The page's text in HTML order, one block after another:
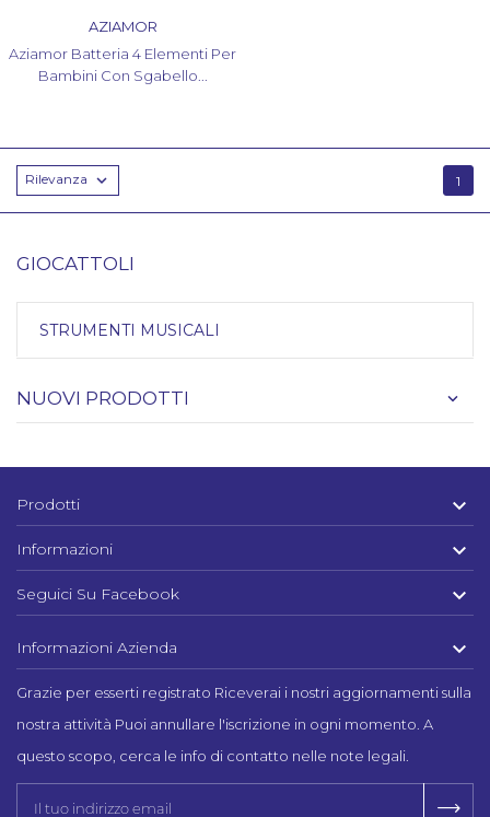
GIOCATTOLI
STRUMENTI MUSICALI
NUOVI PRODOTTI
AZIAMOR
Aziamor Batteria 4 Elementi Per
Bambini Con Sgabello...
Rilevanza  1
Informazioni Azienda 
Grazie per esserti registrato Riceverai i nostri aggiornamenti sulla
nostra attività Puoi annullare l'iscrizione in ogni momento. A
questo scopo, cerca le info di contatto nelle note legali.
Prodotti 
Informazioni 
Seguici Su Facebook 